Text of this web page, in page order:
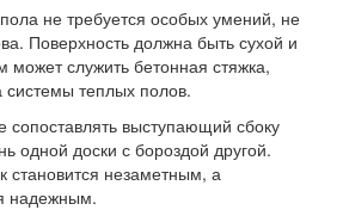
не требуется особых умений, не
Поверхность должна быть сухой и
может служить бетонная стяжка,
системы теплых полов.
сопоставлять выступающий сбоку
одной доски с бороздой другой.
становится незаметным, а
надежным.